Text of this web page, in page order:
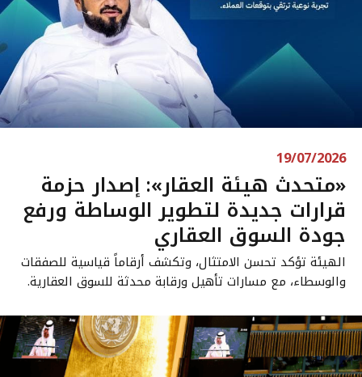
19/07/2026
«متحدث هيئة العقار»: إصدار حزمة
قرارات جديدة لتطوير الوساطة ورفع
جودة السوق العقاري
الهيئة تؤكد تحسن الامتثال، وتكشف أرقاماً قياسية للصفقات
والوسطاء، مع مسارات تأهيل ورقابة محدثة للسوق العقارية.